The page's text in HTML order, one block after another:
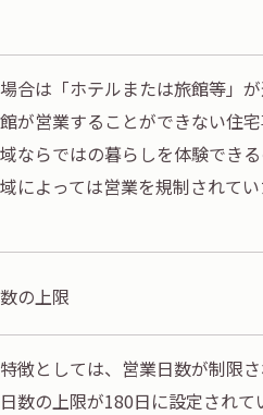
合は「ホテルまたは旅館等」
が営業することができない住
ならではの暮らしを体験でき
によっては営業を規制されて
の上限
徴としては、営業日数が制限
数の上限が180日に設定されて